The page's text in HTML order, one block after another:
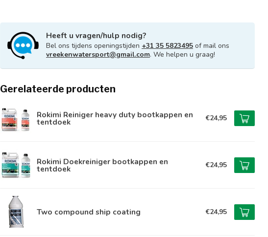
Heeft u vragen/hulp nodig?
Bel ons tijdens openingstijden +31 35 5823495 of mail ons
vreekenwatersport@gmail.com. We helpen u graag!
Gerelateerde producten
Rokimi Reiniger heavy duty bootkappen en
tentdoek €24,95
Rokimi Doekreiniger bootkappen en
tentdoek €24,95
Two compound ship coating €24,95